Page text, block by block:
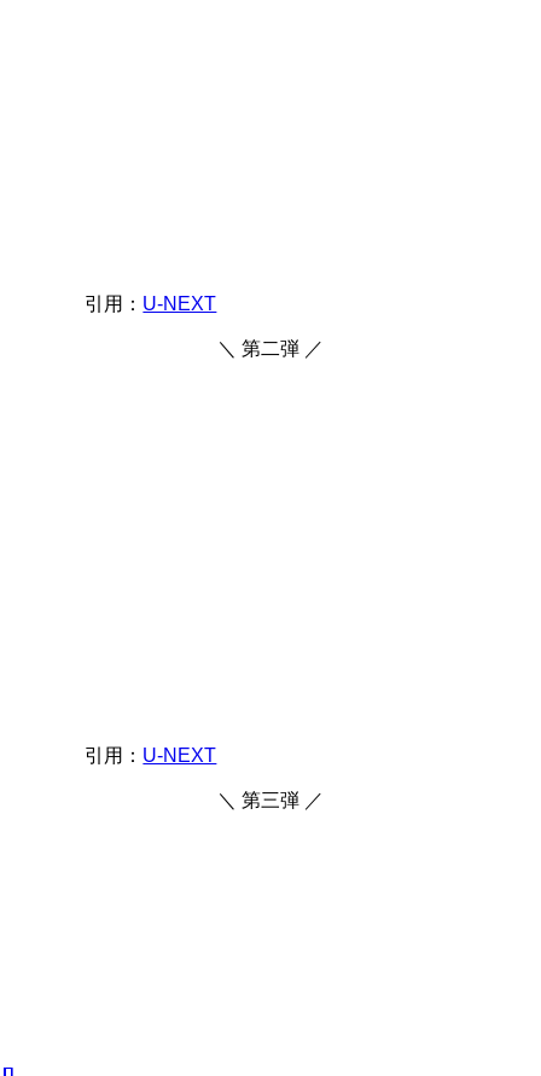
引用： U-NEXT
＼ 第二弾 ／
引用： U-NEXT
＼ 第三弾 ／